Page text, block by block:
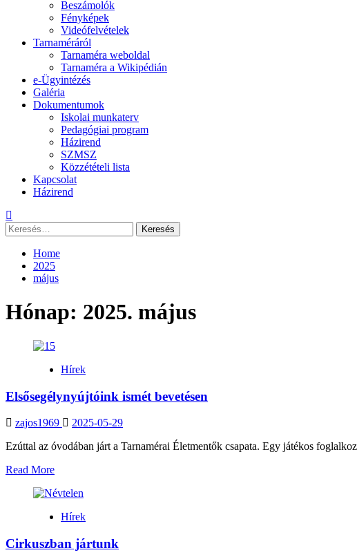
Beszámolók
Fényképek
Videófelvételek
Tarnaméráról
Tarnaméra weboldal
Tarnaméra a Wikipédián
e-Ügyintézés
Galéria
Dokumentumok
Iskolai munkaterv
Pedagógiai program
Házirend
SZMSZ
Közzétételi lista
Kapcsolat
Házirend
Keresés:
Home
2025
május
Hónap: 2025. május
Hírek
Elsősegélynyújtóink ismét bevetésen
zajos1969
2025-05-29
Ezúttal az óvodában járt a Tarnamérai Életmentők csapata. Egy játékos
Read MoreRead
about
ismét
Hírek
Cirkuszban jártunk